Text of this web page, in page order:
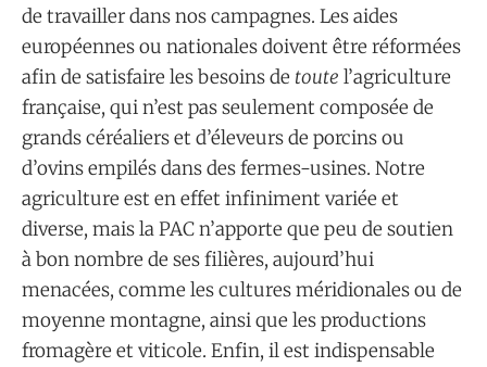
de travailler dans nos campagnes. Les aides
européennes ou nationales doivent être réformées
afin de satisfaire les besoins de toute l’agriculture
française, qui n’est pas seulement composée de
grands céréaliers et d’éleveurs de porcins ou
d’ovins empilés dans des fermes-usines. Notre
agriculture est en effet infiniment variée et
diverse, mais la PAC n’apporte que peu de soutien
à bon nombre de ses filières, aujourd’hui
menacées, comme les cultures méridionales ou de
moyenne montagne, ainsi que les productions
fromagère et viticole. Enfin, il est indispensable